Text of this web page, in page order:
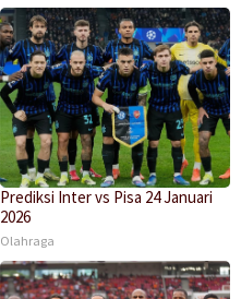
Prediksi Inter vs Pisa 24 Januari
2026
Olahraga